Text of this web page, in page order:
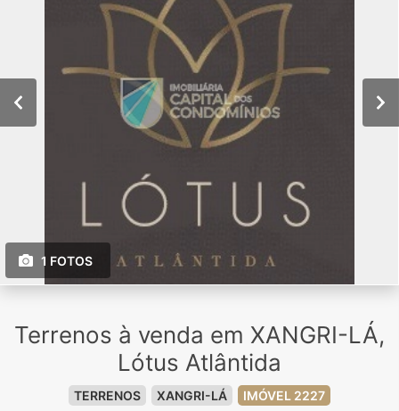
1 FOTOS
Terrenos à venda em XANGRI-LÁ,
Lótus Atlântida
TERRENOS XANGRI-LÁ IMÓVEL 2227